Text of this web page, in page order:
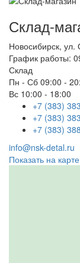
Склад-
Новосибирск, ул.
График работы:
Склад
Пн - Сб 09:00 -
Вс 10:00 - 18:00
+7 (383)
+7 (383)
+7 (383)
info@nsk-detal.ru
Показать на карте